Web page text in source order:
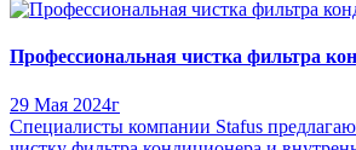
Профессиональная чистка фильтра
29 Мая 2024г
Специалисты компании Stafus